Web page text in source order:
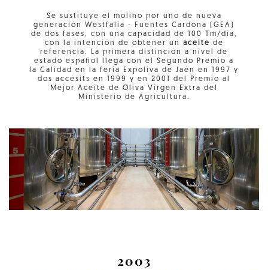
Se sustituye el molino por uno de nueva
generación Westfalia - Fuentes Cardona (GEA)
de dos fases, con una capacidad de 100 Tm/día,
con la intención de obtener un aceite de
referencia. La primera distinción a nivel de
estado español llega con el Segundo Premio a
la Calidad en la feria Expoliva de Jaén en 1997 y
dos accésits en 1999 y en 2001 del Premio al
Mejor Aceite de Oliva Virgen Extra del
Ministerio de Agricultura.
2003